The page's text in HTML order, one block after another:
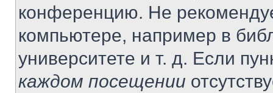
конференцию. Не
компьютере, например в
университете и т. д. Если
каждом посещении